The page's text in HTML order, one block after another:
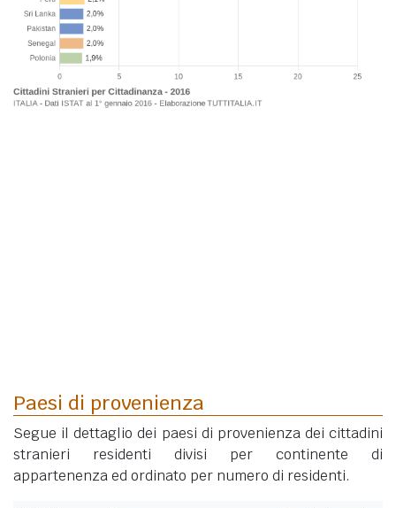
Paesi di provenienza
Segue il dettaglio dei paesi di provenienza dei cittadini
stranieri residenti divisi per continente di
appartenenza ed ordinato per numero di residenti.